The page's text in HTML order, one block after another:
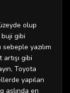
olup
buji gibi
yazılım
artışı gibi
Toyota
yapılan
aslında en